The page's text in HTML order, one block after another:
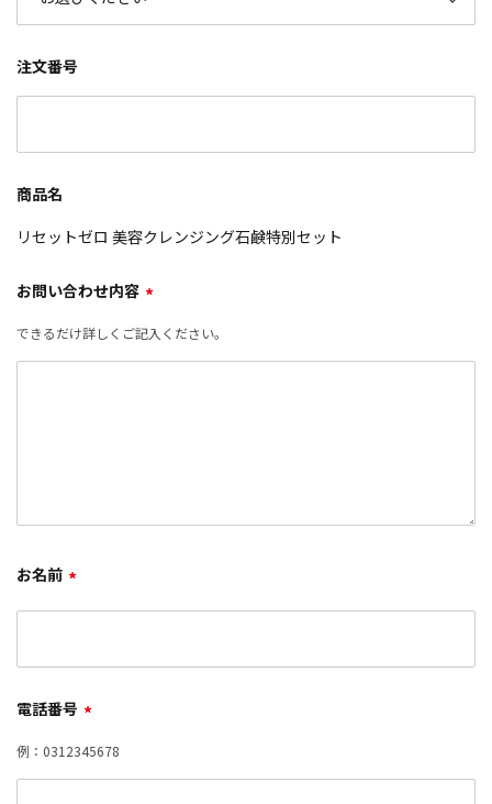
注文番号
商品名
リセットゼロ 美容クレンジング石鹸特別セット
お問い合わせ内容 *
できるだけ詳しくご記入ください。
お名前 *
電話番号 *
例：0312345678